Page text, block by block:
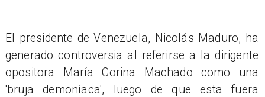
El presidente de Venezuela, Nicolás Maduro, ha
generado controversia al referirse a la dirigente
opositora María Corina Machado como una
'bruja demoníaca', luego de que esta fuera